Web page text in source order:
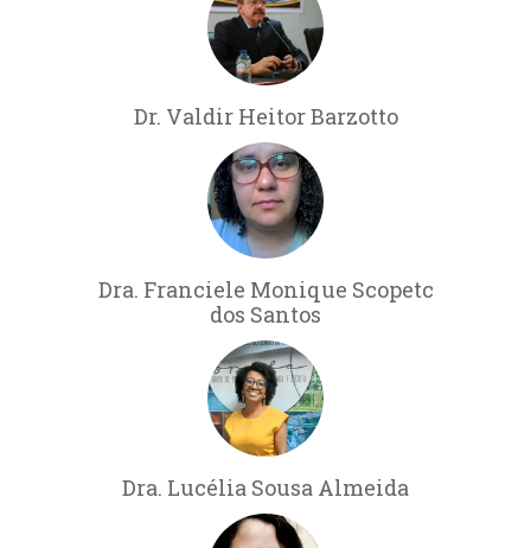
Dr. Valdir Heitor Barzotto
Dra. Franciele Monique Scopetc
dos Santos
Dra. Lucélia Sousa Almeida